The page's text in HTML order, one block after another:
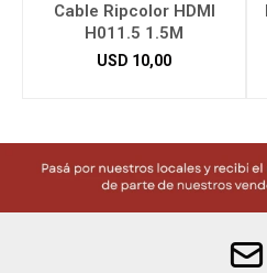
Cable Ripcolor HDMI
H011.5 1.5M
USD 10,00